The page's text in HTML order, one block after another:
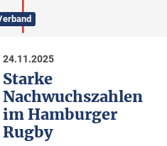
24.11.2025
Starke
Nachwuchszahlen
im Hamburger
Rugby